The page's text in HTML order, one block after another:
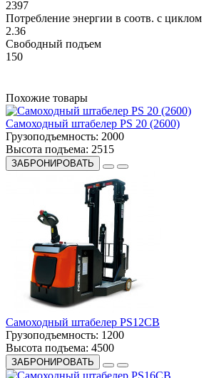
2397
Потребление энергии в соотв. с
2.36
Свободный подъем
150
Похожие товары
Самоходный штабелер PS 20 (2600)
Грузоподъемность: 2000
Высота подъема: 2515
ЗАБРОНИРОВАТЬ
Самоходный штабелер PS12CB
Грузоподъемность: 1200
Высота подъема: 4500
ЗАБРОНИРОВАТЬ